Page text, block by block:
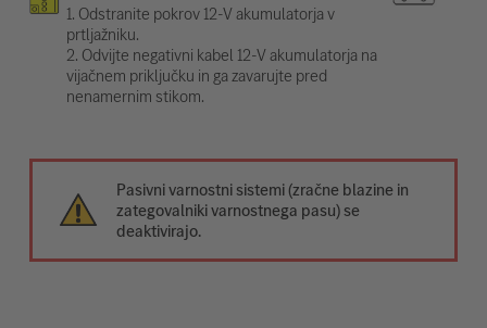
1. Odstranite pokrov 12-V akumulatorja v
prtljažniku.
2. Odvijte negativni kabel 12-V akumulatorja na
vijačnem priključku in ga zavarujte pred
nenamernim stikom.
Pasivni varnostni sistemi (zračne blazine in
zategovalniki varnostnega pasu) se
deaktivirajo.